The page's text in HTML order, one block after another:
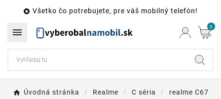
 Všetko čo potrebujete, pre váš mobilný telefón!
 0
Úvodná stránka Realme C séria
realme C67